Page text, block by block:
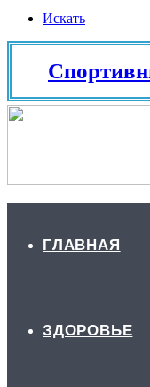
Искать
Спортивные
ГЛАВНАЯ
ЗДОРОВЬЕ